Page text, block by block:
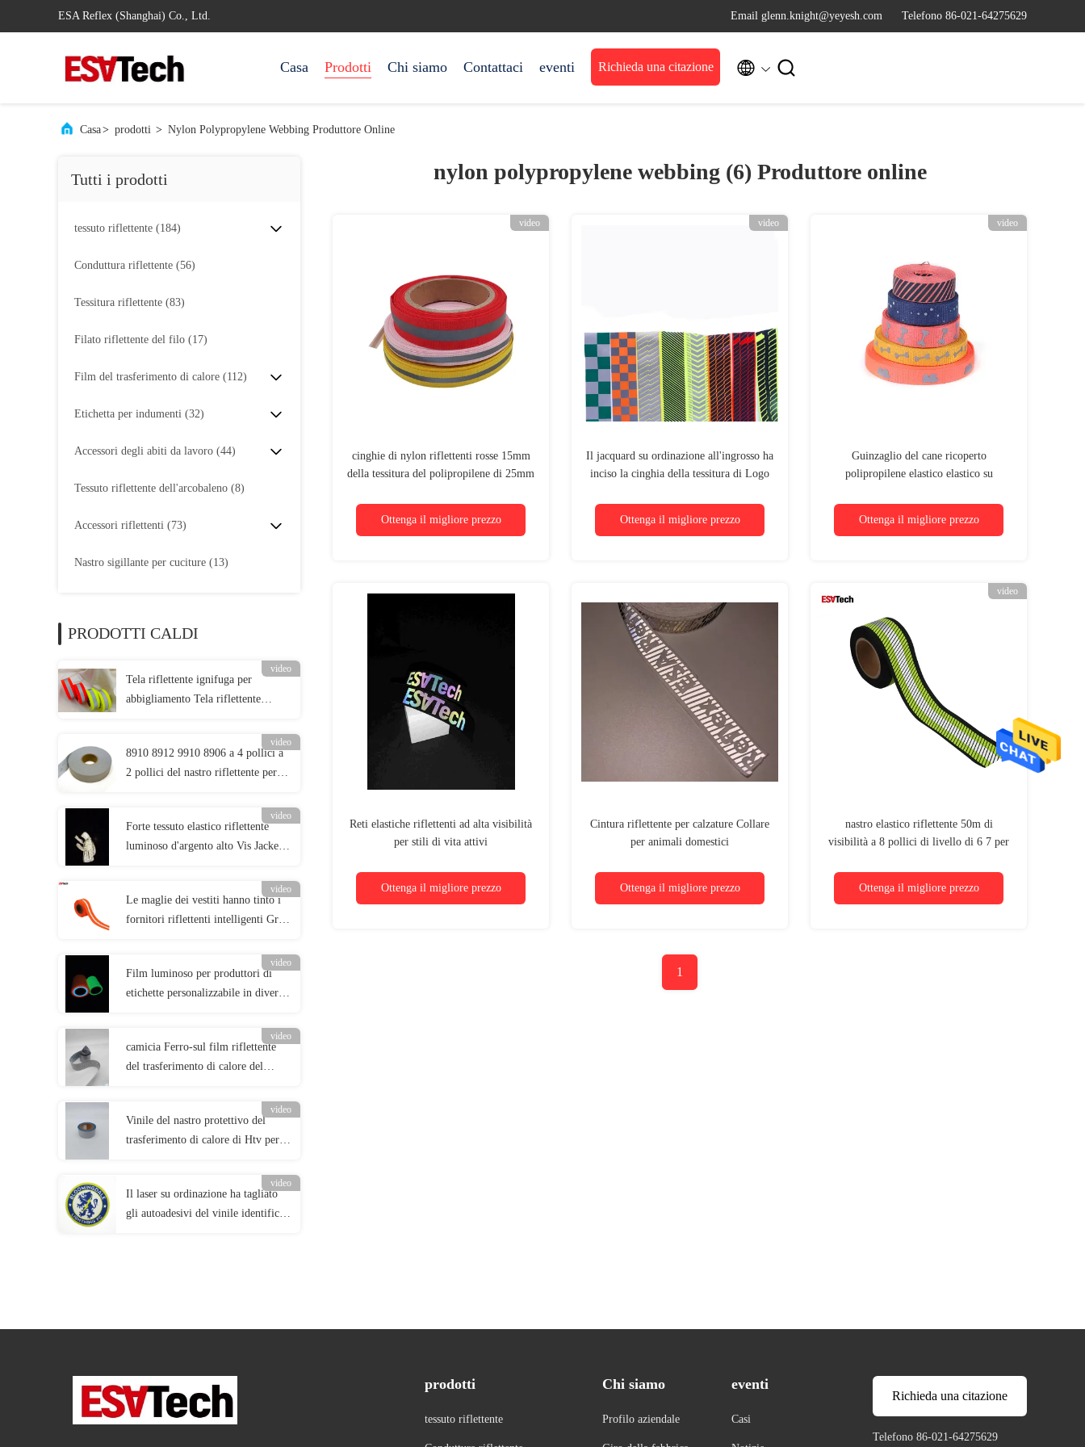
ESA Reflex (Shanghai) Co., Ltd. Email glenn.knight@yeyesh.com Telefono 86-021-64275629
Casa Prodotti Chi siamo Contattaci eventi Richieda una citazione  
Casa> prodotti > Nylon Polypropylene Webbing Produttore Online
Tutti i prodotti
tessuto riflettente (184)
Conduttura riflettente (56)
Tessitura riflettente (83)
Filato riflettente del filo (17)
Film del trasferimento di calore (112)
Etichetta per indumenti (32)
Accessori degli abiti da lavoro (44)
Tessuto riflettente dell'arcobaleno (8)
Accessori riflettenti (73)
Nastro sigillante per cuciture (13)
PRODOTTI CALDI
video
Tela riflettente ignifuga per
abbigliamento Tela riflettente
video
8910 8912 9910 8906 a 4 pollici a
2 pollici del nastro riflettente per
video
Forte tessuto elastico riflettente
luminoso d'argento alto Vis Jacket
video
Le maglie dei vestiti hanno tinto i
fornitori riflettenti intelligenti Grey
video
Film luminoso per produttori di
etichette personalizzabile in diverse
video
camicia Ferro-sul film riflettente
del trasferimento di calore del
video
Vinile del nastro protettivo del
trasferimento di calore di Htv per
video
Il laser su ordinazione ha tagliato
gli autoadesivi del vinile identifica
nylon polypropylene webbing (6) Produttore online
video
cinghie di nylon riflettenti rosse 15mm
della tessitura del polipropilene di 25mm
Ottenga il migliore prezzo
video
Il jacquard su ordinazione all'ingrosso ha
inciso la cinghia della tessitura di Logo
Ottenga il migliore prezzo
video
Guinzaglio del cane ricoperto
polipropilene elastico elastico su
Ottenga il migliore prezzo
Reti elastiche riflettenti ad alta visibilità
per stili di vita attivi
Ottenga il migliore prezzo
Cintura riflettente per calzature Collare
per animali domestici
Ottenga il migliore prezzo
video
nastro elastico riflettente 50m di
visibilità a 8 pollici di livello di 6 7 per
Ottenga il migliore prezzo
1
prodotti
tessuto riflettente
Chi siamo
Profilo aziendale
eventi
Casi
Richieda una citazione
Telefono 86-021-64275629